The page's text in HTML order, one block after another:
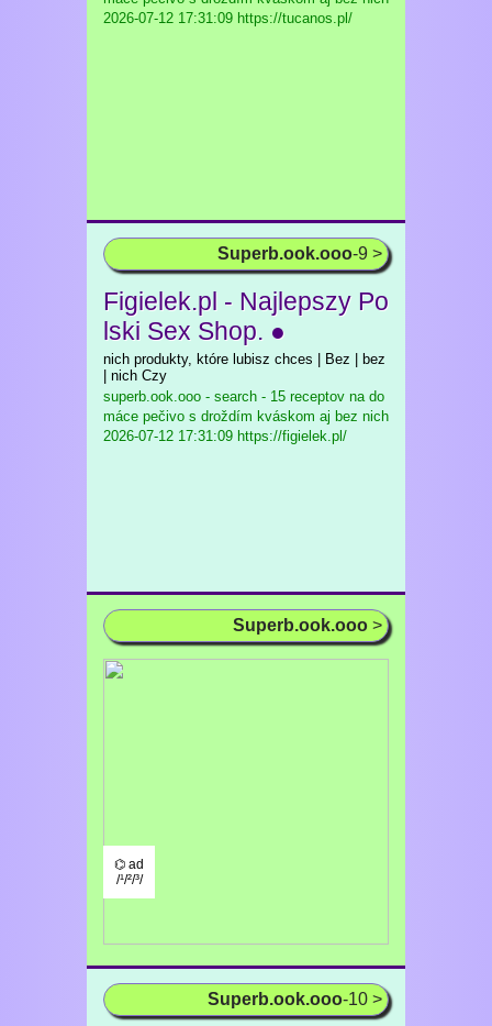
2026-07-12 17:31:09 https://tucanos.pl/
Superb.ook.ooo-9 >
Figielek.pl - Najlepszy Po
lski Sex Shop. ●
nich produkty, które lubisz chces | Bez | bez
| nich Czy
superb.ook.ooo - search - 15 receptov na do
máce pečivo s droždím kváskom aj bez nich
2026-07-12 17:31:09 https://figielek.pl/
Superb.ook.ooo >
⌬ ad
/¹/²/³/
Superb.ook.ooo-10 >